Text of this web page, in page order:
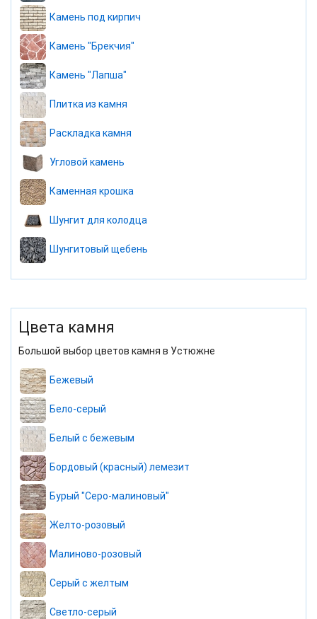
Камень под кирпич
Камень "Брекчия"
Камень "Лапша"
Плитка из камня
Раскладка камня
Угловой камень
Каменная крошка
Шунгит для колодца
Шунгитовый щебень
Цвета камня
Большой выбор цветов камня в Устюжне
Бежевый
Бело-серый
Белый с бежевым
Бордовый (красный) лемезит
Бурый "Серо-малиновый"
Желто-розовый
Малиново-розовый
Серый с желтым
Светло-серый